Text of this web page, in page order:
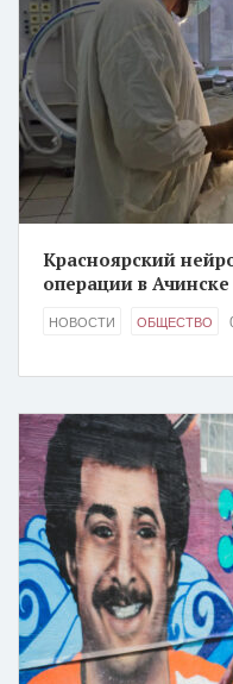
Красноярский
операции в Ачинске
НОВОСТИ ОБЩЕСТВО